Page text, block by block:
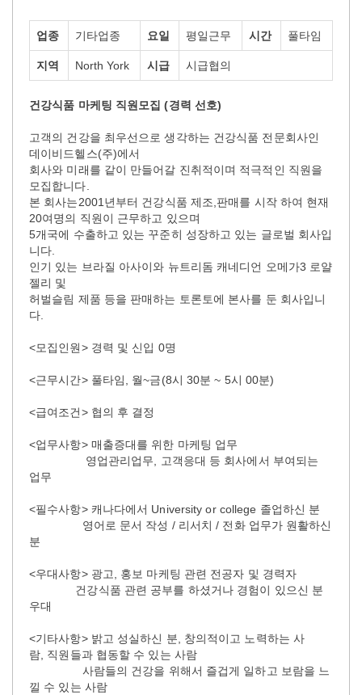
업종 기타업종 요일 평일근무 시간 풀타임
지역 North York 시급 시급협의
건강식품 마케팅 직원모집 (경력 선호)
고객의 건강을 최우선으로 생각하는 건강식품 전문회사인
데이비드헬스(주)에서
회사와 미래를 같이 만들어갈 진취적이며 적극적인 직원을
모집합니다.
본 회사는2001년부터 건강식품 제조,판매를 시작 하여 현재
20여명의 직원이 근무하고 있으며
5개국에 수출하고 있는 꾸준히 성장하고 있는 글로벌 회사입
니다.
인기 있는 브라질 아사이와 뉴트리돔 캐네디언 오메가3 로얄
젤리 및
허벌슬림 제품 등을 판매하는 토론토에 본사를 둔 회사입니
다.
<모집인원> 경력 및 신입 0명
<근무시간> 풀타임, 월~금(8시 30분 ~ 5시 00분)
<급여조건> 협의 후 결정
<업무사항> 매출증대를 위한 마케팅 업무
영업관리업무, 고객응대 등 회사에서 부여되는
업무
<필수사항> 캐나다에서 University or college 졸업하신 분
영어로 문서 작성 / 리서치 / 전화 업무가 원활하신
분
<우대사항> 광고, 홍보 마케팅 관련 전공자 및 경력자
건강식품 관련 공부를 하셨거나 경험이 있으신 분
우대
<기타사항> 밝고 성실하신 분, 창의적이고 노력하는 사
람, 직원들과 협동할 수 있는 사람
사람들의 건강을 위해서 즐겁게 일하고 보람을 느
낄 수 있는 사람